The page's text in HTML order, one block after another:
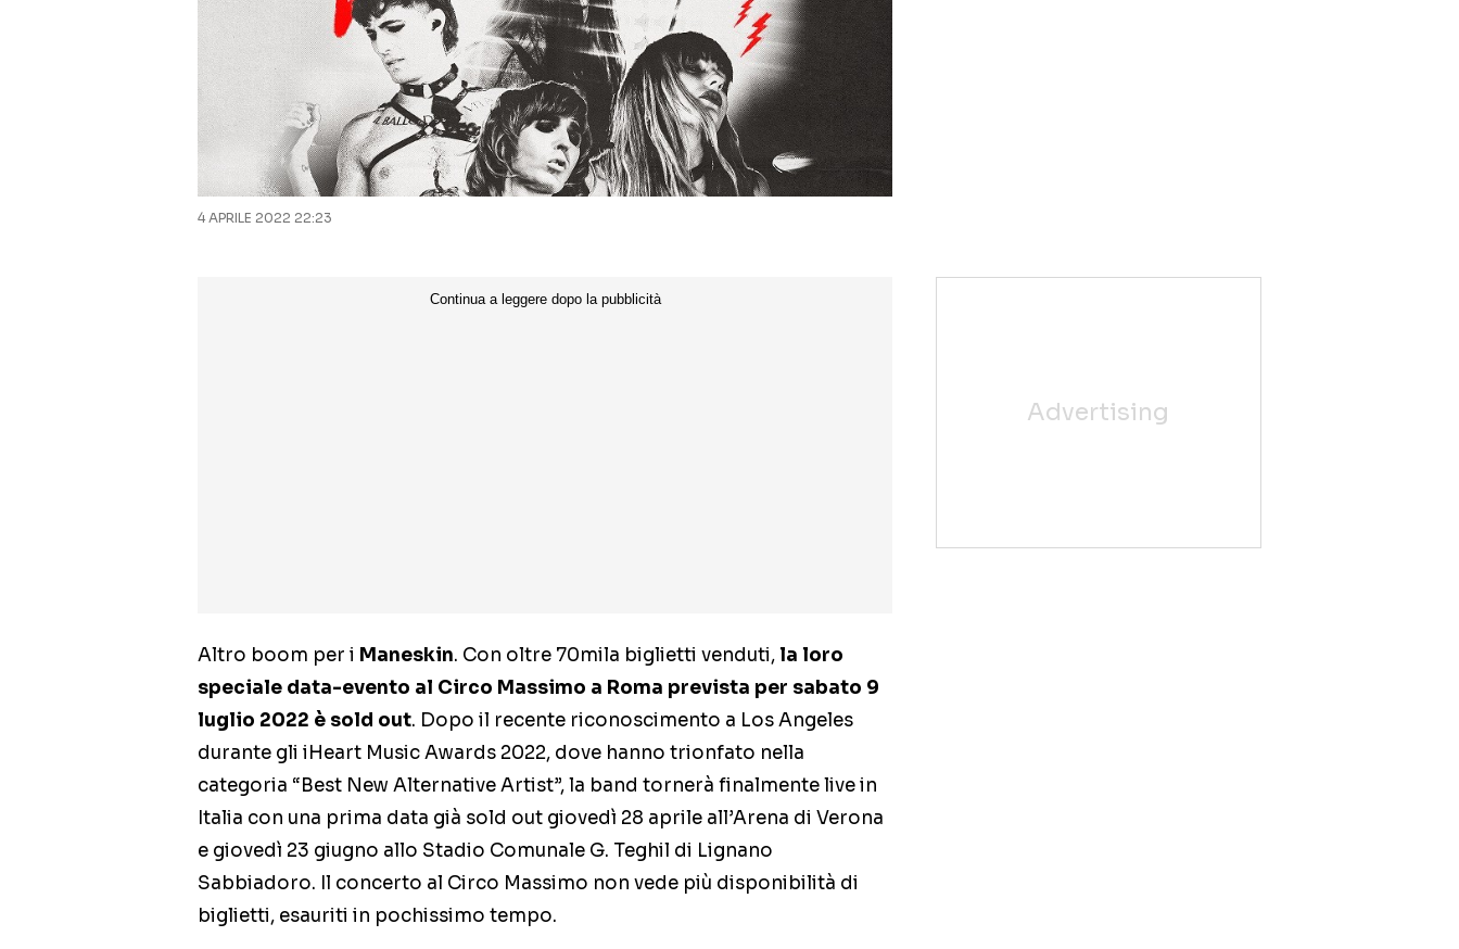
4 APRILE 2022 22:23
Altro boom per i Maneskin. Con oltre 70mila biglietti venduti,la loro
speciale data-evento al Circo Massimo a Roma prevista per sabato 9
luglio 2022 è sold out. Dopo il recente riconoscimento a Los Angeles
durante gli iHeart Music Awards 2022, dove hanno trionfato nella
categoria “Best New Alternative Artist”, la band tornerà finalmente live in
Italia con una prima data già sold out giovedì 28 aprile all’Arena di Verona
e giovedì 23 giugno allo Stadio Comunale G. Teghil di Lignano
Sabbiadoro. Il concerto al Circo Massimo non vede più disponibilità di
biglietti, esauriti in pochissimo tempo.